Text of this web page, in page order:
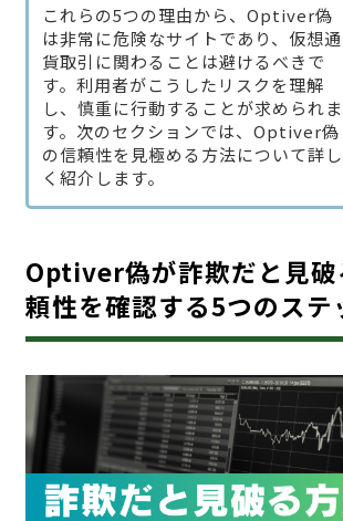
これらの5つの理由から、Optiver偽
は非常に危険なサイトであり、仮想通
貨取引に関わることは避けるべきで
す。利用者がこうしたリスクを理解
し、慎重に行動することが求められま
す。次のセクションでは、Optiver偽
の信頼性を見極める方法について詳し
く紹介します。
Optiver偽が詐欺だと見破
頼性を確認する5つのステ